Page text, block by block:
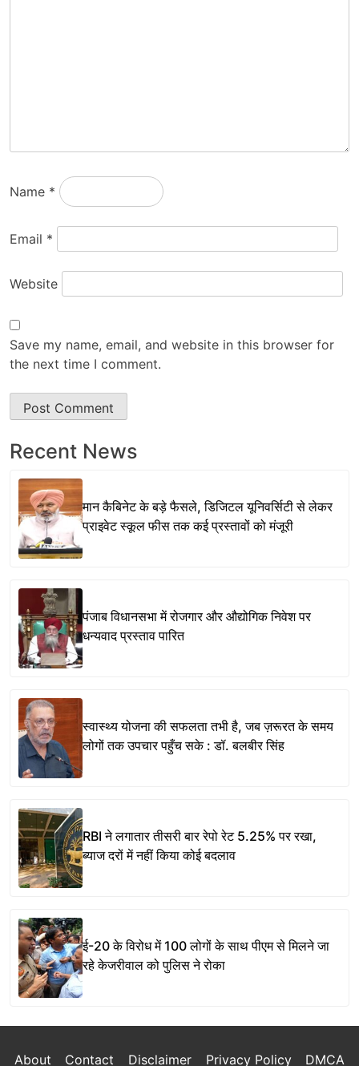
Name *
Email *
Website
Save my name, email, and website in this browser for
the next time I comment.
Recent News
मान कैबिनेट के बड़े फैसले, डिजिटल यूनिवर्सिटी से लेकर
प्राइवेट स्कूल फीस तक कई प्रस्तावों को मंजूरी
पंजाब विधानसभा में रोजगार और औद्योगिक निवेश पर
धन्यवाद प्रस्ताव पारित
स्वास्थ्य योजना की सफलता तभी है, जब ज़रूरत के समय
लोगों तक उपचार पहुँच सके : डॉ. बलबीर सिंह
RBI ने लगातार तीसरी बार रेपो रेट 5.25% पर रखा,
ब्याज दरों में नहीं किया कोई बदलाव
ई-20 के विरोध में 100 लोगों के साथ पीएम से मिलने जा
रहे केजरीवाल को पुलिस ने रोका
About Contact Disclaimer Privacy Policy DMCA